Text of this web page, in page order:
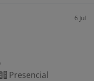
6 jul
Presencial